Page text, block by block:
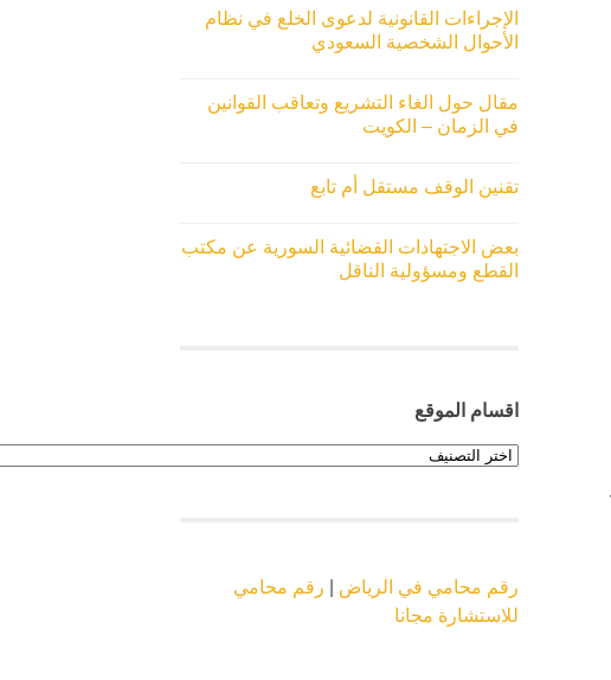
الإجراءات القانونية لدعوى الخلع في نظام
الأحوال الشخصية السعودي
مقال حول الغاء التشريع وتعاقب القوانين
في الزمان – الكويت
تقنين الوقف مستقل أم تابع
بعض الاجتهادات القضائية السورية عن مكتب
القطع ومسؤولية الناقل
اقسام الموقع
اقسام
الموقع
رقم محامي في الرياض
رقم محامي
للاستشارة مجانا